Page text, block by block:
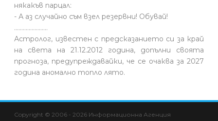
някакъв парцал:
- А аз случайно съм взел резервни! Обувай!
.......................
Астролог, известен с предсказанието си за край
на света на 21.12.2012 година, допълни своята
прогноза, предупреждавайки, че се очаква за 2027
година аномално топло лято.
Copyright © 2006 - 2026 Информационна Агенция